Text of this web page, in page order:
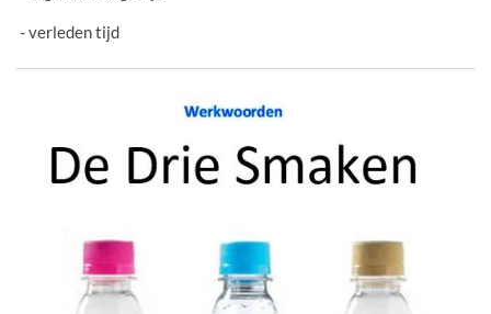
- verleden tijd